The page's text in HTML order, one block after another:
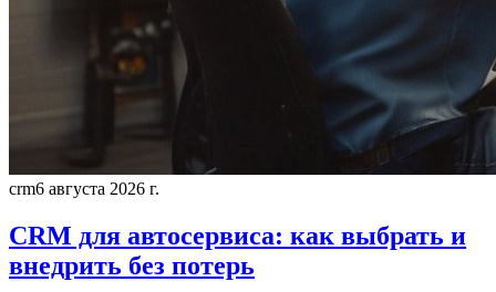
crm6 августа 2026 г.
CRM для автосервиса: как выбрать и
внедрить без потерь